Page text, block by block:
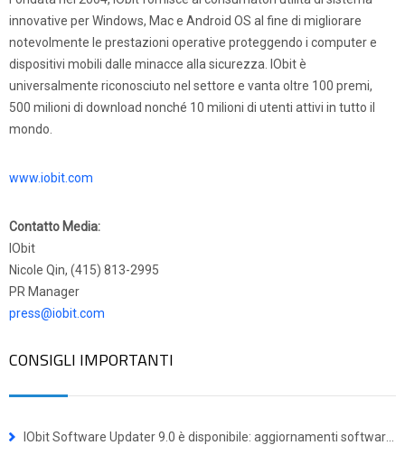
innovative per Windows, Mac e Android OS al fine di migliorare
notevolmente le prestazioni operative proteggendo i computer e
dispositivi mobili dalle minacce alla sicurezza. IObit è
universalmente riconosciuto nel settore e vanta oltre 100 premi,
500 milioni di download nonché 10 milioni di utenti attivi in tutto il
mondo.
www.iobit.com
Contatto Media:
IObit
Nicole Qin, (415) 813-2995
PR Manager
press@iobit.com
CONSIGLI IMPORTANTI